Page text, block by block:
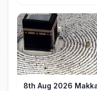
8th Aug 2026